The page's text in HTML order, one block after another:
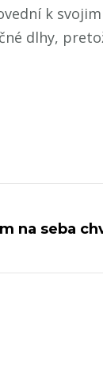
k
dlhy,
na seba